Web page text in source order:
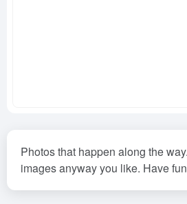
Photos that happen along the
images anyway you like. Have